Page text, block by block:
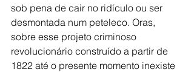
sob pena de cair no ridículo ou ser
desmontada num peteleco. Oras,
sobre esse projeto criminoso
revolucionário construído a partir de
1822 até o presente momento inexiste